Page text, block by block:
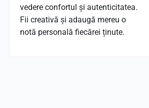
vedere confortul și autenticitatea.
Fii creativă și adaugă mereu o
notă personală fiecărei ținute.